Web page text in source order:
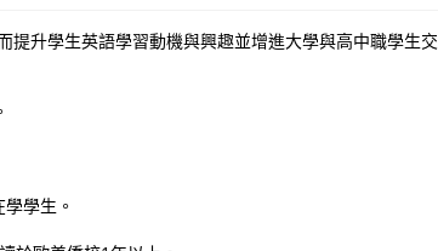
升學生英語學習動機與興趣並增進大學與高中職學生交
學生。